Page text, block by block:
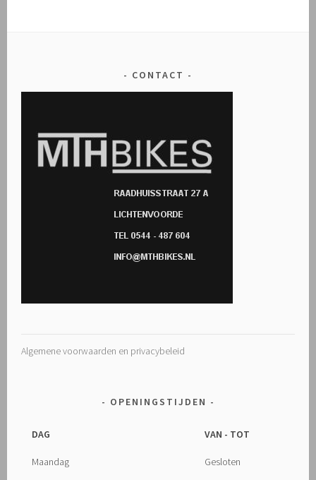
CONTACT
Algemene voorwaarden en privacybeleid
OPENINGSTIJDEN
DAG VAN - TOT
Maandag Gesloten